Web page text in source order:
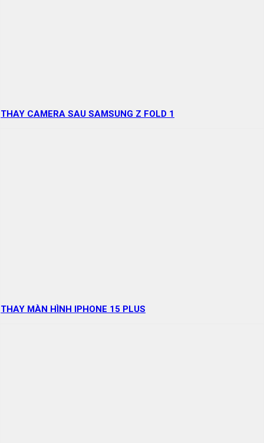
THAY CAMERA SAU SAMSUNG Z FOLD 1
THAY MÀN HÌNH IPHONE 15 PLUS